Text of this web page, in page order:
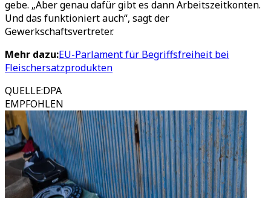
gebe. „Aber genau dafür gibt es dann Arbeitszeitkonten.
Und das funktioniert auch“, sagt der
Gewerkschaftsvertreter.
Mehr dazu:EU-Parlament für Begriffsfreiheit bei
Fleischersatzprodukten
QUELLE:DPA
EMPFOHLEN